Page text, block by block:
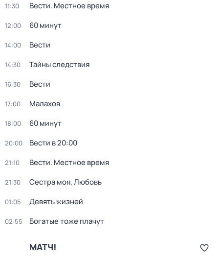
11:30 Вести. Местное время
12:00 60 минут
14:00 Вести
14:30 Тайны следствия
16:30 Вести
17:00 Малахов
18:00 60 минут
20:00 Вести в 20:00
21:10 Вести. Местное время
21:30 Сестра моя, Любовь
01:05 Девять жизней
02:55 Богатые тоже плачут
МАТЧ!